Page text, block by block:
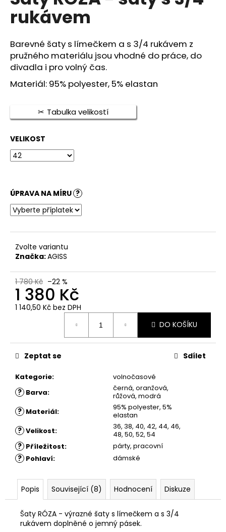
hvězdiček.
rukávem
Barevné šaty s límečkem a s 3/4 rukávem z
pružného materiálu jsou vhodné do práce, do
divadla i pro volný čas.
Materiál: 95% polyester, 5% elastan
Tabulka velikostí
VELIKOST
ÚPRAVA NA MÍRU ?
Zvolte variantu
Značka:AGISS
1 780 Kč –22 %
1 380 Kč
1 140,50 Kč bez DPH
DO KOŠÍKU
Kategorie: volnočasové
? Barva:
černá, oranžová,
růžová, modrá
? Materiál:
95% polyester, 5%
elastan
? Velikost:
36, 38, 40, 42, 44, 46,
48, 50, 52, 54
? Příležitost: párty, pracovní
? Pohlaví: dámské
Zeptat se Sdílet
Popis Související (8) Hodnocení Diskuze
Šaty RÓZA - výrazné šaty s límečkem a s 3/4
rukávem doplněné o jemný pásek.
a
j
í
t
?
HLEDAT
D
o
r
u
e
m
e
ŠATY
260
Kč
Původně:
880
Kč